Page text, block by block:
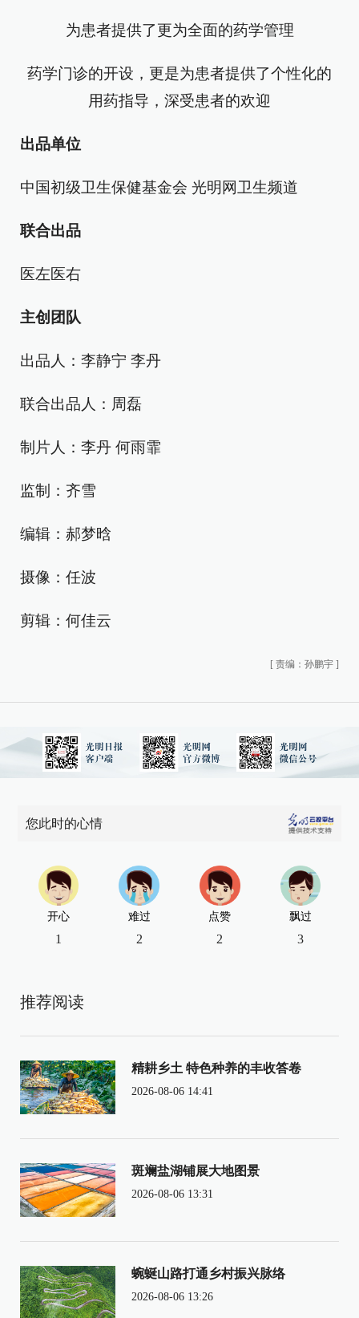
为患者提供了更为全面的药学管理
药学门诊的开设，更是为患者提供了个性化的
用药指导，深受患者的欢迎
出品单位
中国初级卫生保健基金会 光明网卫生频道
联合出品
医左医右
主创团队
出品人：李静宁 李丹
联合出品人：周磊
制片人：李丹 何雨霏
监制：齐雪
编辑：郝梦晗
摄像：任波
剪辑：何佳云
[ 责编：孙鹏宇 ]
您此时的心情
开心
1
难过
2
点赞
2
飘过
3
推荐阅读
精耕乡土 特色种养的丰收答卷
2026-08-06 14:41
斑斓盐湖铺展大地图景
2026-08-06 13:31
蜿蜒山路打通乡村振兴脉络
2026-08-06 13:26